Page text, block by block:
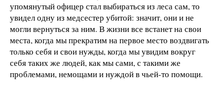
упомянутый офицер стал выбираться из леса сам, то
увидел одну из медсестер убитой: значит, они и не
могли вернуться за ним. В жизни все встанет на свои
места, когда мы прекратим на первое место воздвигать
только себя и свои нужды, когда мы увидим вокруг
себя таких же людей, как мы сами, с такими же
проблемами, немощами и нуждой в чьей-то помощи.